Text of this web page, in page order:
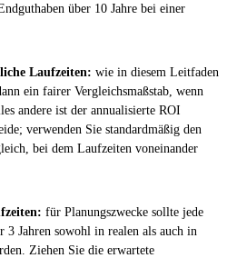
über 10 Jahre bei einer
Laufzeiten: wie in diesem Leitfaden
ein fairer Vergleichsmaßstab, wenn
andere ist der annualisierte ROI
verwenden Sie standardmäßig den
bei dem Laufzeiten voneinander
für Planungszwecke sollte jede
Jahren sowohl in realen als auch in
Ziehen Sie die erwartete